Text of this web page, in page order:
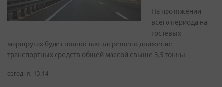
На протяжении
всего периода на
гостевых
маршрутах будет полностью запрещено движение
транспортных средств общей массой свыше 3,5 тонны
сегодня, 13:14